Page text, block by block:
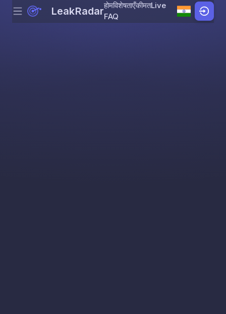
Skip to content
Menu LeakRadarहोमविशेषताएँकीमतLive
FAQ